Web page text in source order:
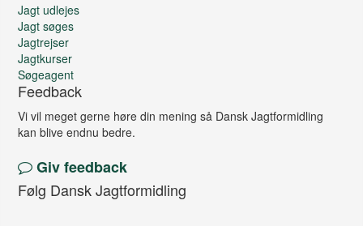
Jagt udlejes
Jagt søges
Jagtrejser
Jagtkurser
Søgeagent
Feedback
Vi vil meget gerne høre din mening så Dansk Jagtformidling
kan blive endnu bedre.
Giv feedback
Følg Dansk Jagtformidling